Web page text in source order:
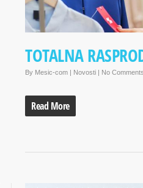
TOTALNA
By Mesic-com | Novosti | No
Read More